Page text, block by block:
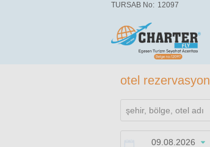
TURSAB No: 12097
otel rezervasyon